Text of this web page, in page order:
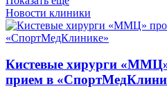
Новости клиники
Кистевые хирурги
прием в